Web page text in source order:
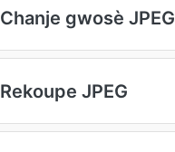
Chanje gwosè JPEG
Rekoupe JPEG